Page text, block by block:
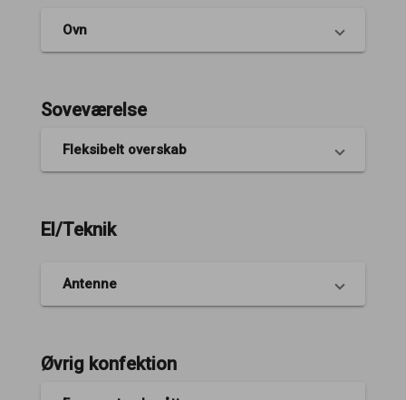
Ovn
Soveværelse
Fleksibelt overskab
El/Teknik
Antenne
Øvrig konfektion